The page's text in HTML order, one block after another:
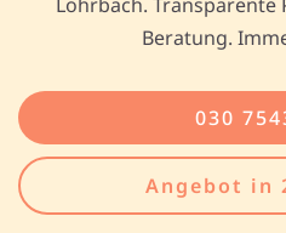
Beratung.
030
Angebot in